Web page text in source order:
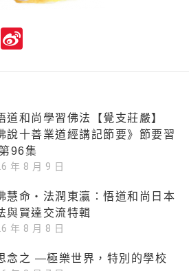
Telegram
道和尚學習佛法【覺支莊嚴】
說十善業道經講記節要》節要習
96集
年 8 月 9 日
慧命‧法潤東瀛：悟道和尚日本
與賢達交流特輯
年 8 月 8 日
念之 —極樂世界，特別的學校